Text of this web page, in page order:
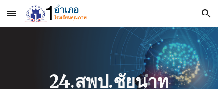
Skip to main content Skip to navigation
24.สพป.ชัยนาท